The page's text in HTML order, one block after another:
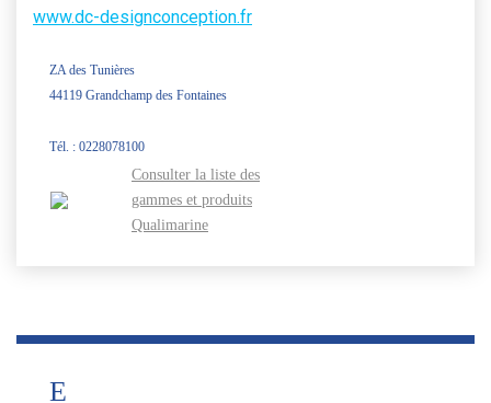
www.dc-designconception.fr
ZA des Tunières
44119 Grandchamp des Fontaines
Tél. : 0228078100
Consulter la liste des
gammes et produits
Qualimarine
E